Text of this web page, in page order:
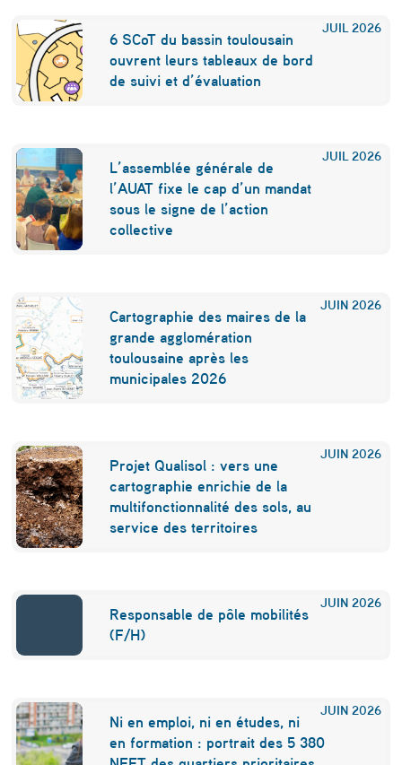
e
d
e
s
s
i
n
e
n
t
n
o
s
é
t
r
o
o
e
JUIL 2026
6 SCoT du bassin toulousain
ouvrent leurs tableaux de bord
de suivi et d’évaluation
JUIL 2026
L’assemblée générale de
l’AUAT fixe le cap d’un mandat
sous le signe de l’action
collective
JUIN 2026
Cartographie des maires de la
grande agglomération
toulousaine après les
municipales 2026
JUIN 2026
Projet Qualisol : vers une
cartographie enrichie de la
multifonctionnalité des sols, au
service des territoires
JUIN 2026
Responsable de pôle mobilités
(F/H)
JUIN 2026
Ni en emploi, ni en études, ni
en formation : portrait des 5 380